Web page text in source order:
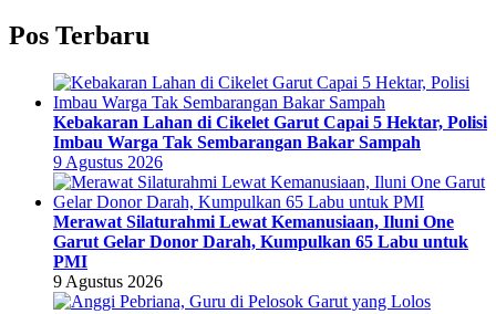
Pos Terbaru
Kebakaran Lahan di Cikelet Garut Capai 5 Hektar, Polisi
Imbau Warga Tak Sembarangan Bakar Sampah
9 Agustus 2026
Merawat Silaturahmi Lewat Kemanusiaan, Iluni One
Garut Gelar Donor Darah, Kumpulkan 65 Labu untuk
PMI
9 Agustus 2026